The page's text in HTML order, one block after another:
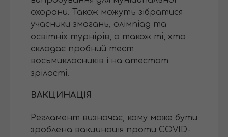
охорони. Також можуть зібратися
учасники змагань, олімпіад та
освітніх турнірів, а також ті, хто
складає пробний тест
восьмикласників і на атестат
зрілості.
ВАКЦИНАЦІЯ
Регламент визначає, кому може бути
зроблена вакцинація проти COVID-